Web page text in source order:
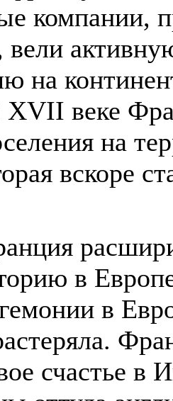
компании,
вели
на
XVII веке
на
вскоре
в
в
счастье в